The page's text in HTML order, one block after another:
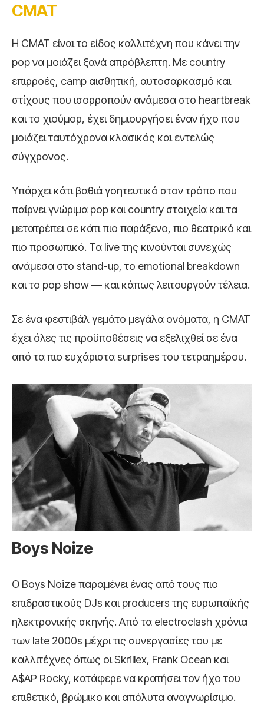
CMAT
Η CMAT είναι το είδος καλλιτέχνη που κάνει την
pop να μοιάζει ξανά απρόβλεπτη. Με country
επιρροές, camp αισθητική, αυτοσαρκασμό και
στίχους που ισορροπούν ανάμεσα στο heartbreak
και το χιούμορ, έχει δημιουργήσει έναν ήχο που
μοιάζει ταυτόχρονα κλασικός και εντελώς
σύγχρονος.
Υπάρχει κάτι βαθιά γοητευτικό στον τρόπο που
παίρνει γνώριμα pop και country στοιχεία και τα
μετατρέπει σε κάτι πιο παράξενο, πιο θεατρικό και
πιο προσωπικό. Τα live της κινούνται συνεχώς
ανάμεσα στο stand-up, το emotional breakdown
και το pop show — και κάπως λειτουργούν τέλεια.
Σε ένα φεστιβάλ γεμάτο μεγάλα ονόματα, η CMAT
έχει όλες τις προϋποθέσεις να εξελιχθεί σε ένα
από τα πιο ευχάριστα surprises του τετραημέρου.
Boys Noize
Ο Boys Noize παραμένει ένας από τους πιο
επιδραστικούς DJs και producers της ευρωπαϊκής
ηλεκτρονικής σκηνής. Από τα electroclash χρόνια
των late 2000s μέχρι τις συνεργασίες του με
καλλιτέχνες όπως οι Skrillex, Frank Ocean και
A$AP Rocky, κατάφερε να κρατήσει τον ήχο του
επιθετικό, βρώμικο και απόλυτα αναγνωρίσιμο.